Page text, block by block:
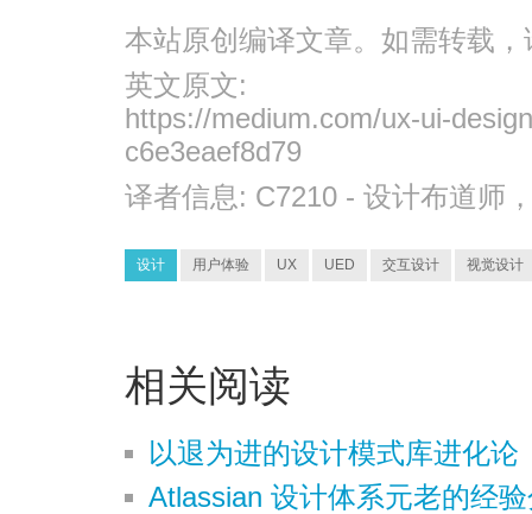
本站原创编译文章。如需转载
英文原文:
https://medium.com/ux-ui-
c6e3eaef8d79
译者信息: C7210 - 设计布道师
设计 用户体验 UX UED 交互设计 视觉设计
相关阅读
以退为进的设计模式库进化论
Atlassian 设计体系元老的经